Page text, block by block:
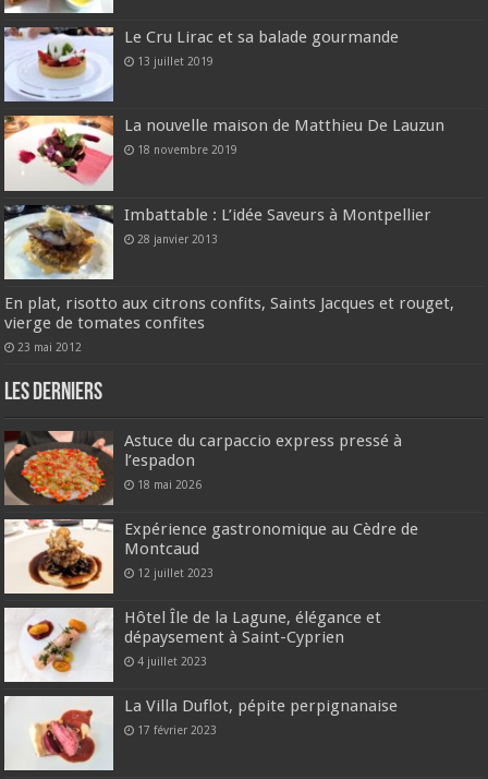
Le Cru Lirac et sa balade gourmande
13 juillet 2019
La nouvelle maison de Matthieu De Lauzun
18 novembre 2019
Imbattable : L’idée Saveurs à Montpellier
28 janvier 2013
En plat, risotto aux citrons confits, Saints Jacques et rouget,
vierge de tomates confites
23 mai 2012
Les derniers
Astuce du carpaccio express pressé à
l’espadon
18 mai 2026
Expérience gastronomique au Cèdre de
Montcaud
12 juillet 2023
Hôtel Île de la Lagune, élégance et
dépaysement à Saint-Cyprien
4 juillet 2023
La Villa Duflot, pépite perpignanaise
17 février 2023